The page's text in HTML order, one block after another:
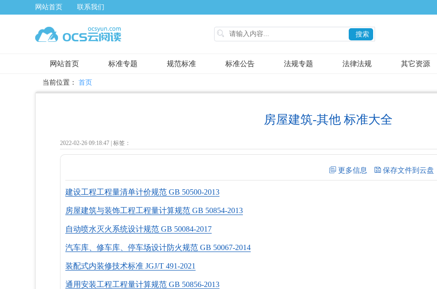
网站首页 联系我们
 搜索
网站首页 标准专题 规范标准 标准公告 法规专题 法律法规 其它资源
当前位置： 首页
房屋建筑-其他 标准大全
2022-02-26 09:18:47 | 标签：
建设工程工程量清单计价规范 GB 50500-2013
房屋建筑与装饰工程工程量计算规范 GB 50854-2013
自动喷水灭火系统设计规范 GB 50084-2017
汽车库、修车库、停车场设计防火规范 GB 50067-2014
装配式内装修技术标准 JGJ/T 491-2021
通用安装工程工程量计算规范 GB 50856-2013